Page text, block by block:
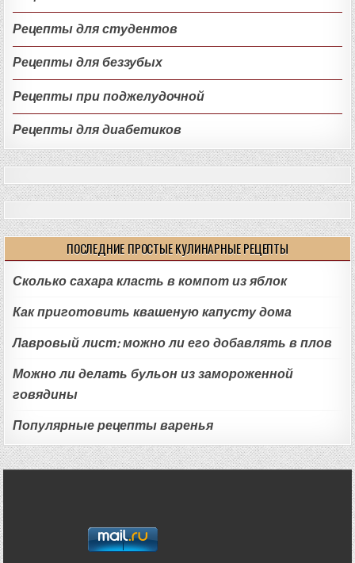
Рецепты для студентов
Рецепты для беззубых
Рецепты при поджелудочной
Рецепты для диабетиков
ПОСЛЕДНИЕ ПРОСТЫЕ КУЛИНАРНЫЕ РЕЦЕПТЫ
Сколько сахара класть в компот из яблок
Как приготовить квашеную капусту дома
Лавровый лист: можно ли его добавлять в плов
Можно ли делать бульон из замороженной
говядины
Популярные рецепты варенья